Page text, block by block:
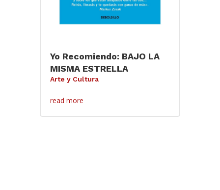
Yo Recomiendo: BAJO LA
MISMA ESTRELLA
Arte y Cultura
read more